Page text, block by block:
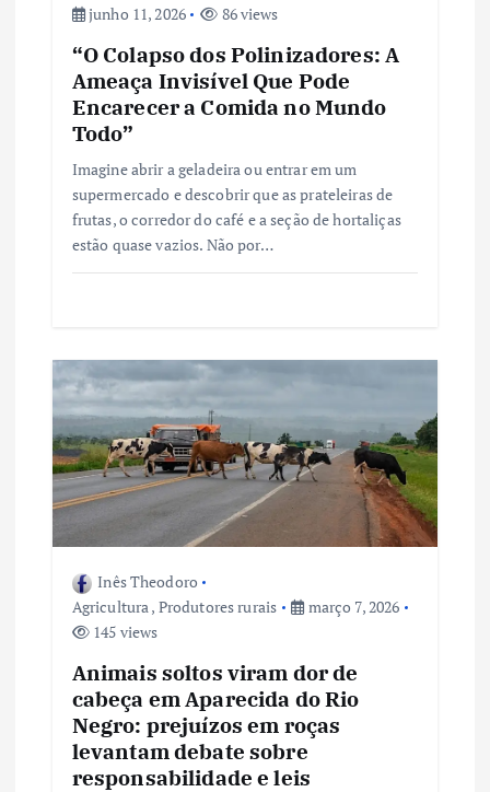
junho 11, 2026
86 views
“O Colapso dos Polinizadores: A
Ameaça Invisível Que Pode
Encarecer a Comida no Mundo
Todo”
Imagine abrir a geladeira ou entrar em um
supermercado e descobrir que as prateleiras de
frutas, o corredor do café e a seção de hortaliças
estão quase vazios. Não por…
Inês Theodoro
Agricultura , Produtores rurais
março 7, 2026
145 views
Animais soltos viram dor de
cabeça em Aparecida do Rio
Negro: prejuízos em roças
levantam debate sobre
responsabilidade e leis